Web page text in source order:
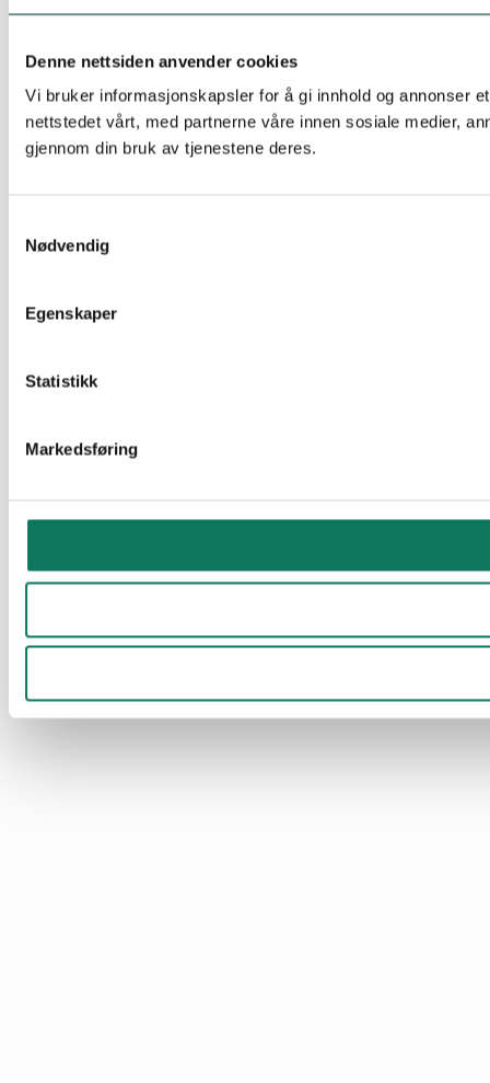
Denne nettsiden anvender cookies
Vi bruker informasjonskapsler for å gi innhold og annonser
nettstedet vårt, med partnerne våre innen sosiale medier,
gjennom din bruk av tjenestene deres.
Nødvendig
Egenskaper
Statistikk
Markedsføring